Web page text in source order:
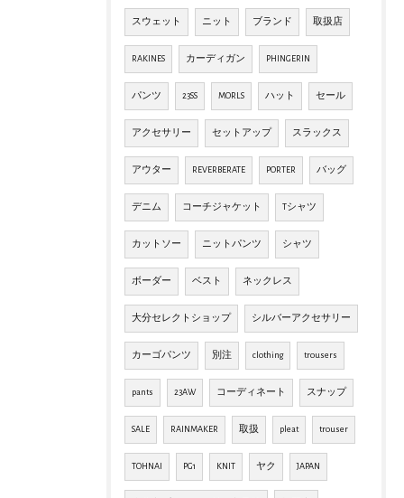
スウェット ニット ブランド 取扱店
RAKINES カーディガン PHINGERIN
パンツ 23SS MORLS ハット セール
アクセサリー セットアップ スラックス
アウター REVERBERATE PORTER バッグ
デニム コーチジャケット Tシャツ
カットソー ニットパンツ シャツ
ボーダー ベスト ネックレス
大分セレクトショップ シルバーアクセサリー
カーゴパンツ 別注 clothing trousers
pants 23AW コーディネート スナップ
SALE RAINMAKER 取扱 pleat trouser
TOHNAI PG1 KNIT ヤク JAPAN